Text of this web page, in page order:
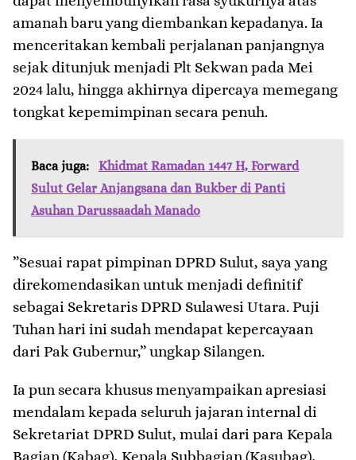
amanah baru yang diembankan kepadanya. Ia
menceritakan kembali perjalanan panjangnya
sejak ditunjuk menjadi Plt Sekwan pada Mei
2024 lalu, hingga akhirnya dipercaya memegang
tongkat kepemimpinan secara penuh.
Baca juga:
Khidmat Ramadan 1447 H, Forward
Sulut Gelar Anjangsana dan Bukber di Panti
Asuhan Darussaadah Manado
​”Sesuai rapat pimpinan DPRD Sulut, saya yang
direkomendasikan untuk menjadi definitif
sebagai Sekretaris DPRD Sulawesi Utara. Puji
Tuhan hari ini sudah mendapat kepercayaan
dari Pak Gubernur,” ungkap Silangen.
​Ia pun secara khusus menyampaikan apresiasi
mendalam kepada seluruh jajaran internal di
Sekretariat DPRD Sulut, mulai dari para Kepala
Bagian (Kabag), Kepala Subbagian (Kasubag),